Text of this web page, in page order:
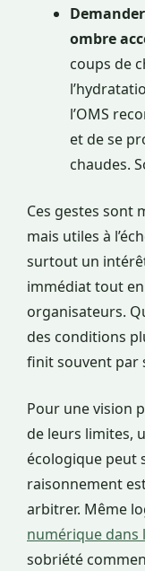
ombre
coups de
l’OMS
et de se
chaudes.
Ces gestes sont
mais utiles à
surtout un
immédiat tout
organisateurs.
des conditions
finit souvent par
Pour une vision
de leurs limites,
écologique peut
raisonnement
arbitrer. Même
numérique
sobriété